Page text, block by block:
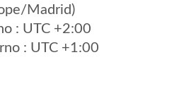
Madrid)
: UTC +2:00
: UTC +1:00